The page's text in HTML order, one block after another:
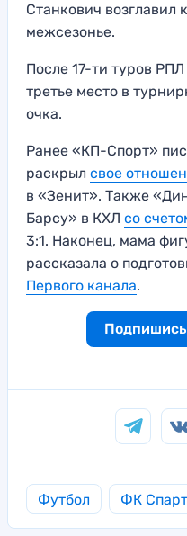
Станкович
межсезонье.
После 17-ти туров
третье место в
очка.
Ранее «КП-Спорт»
раскрыл свое
в «Зенит». Также
Барсу» в КХЛ со
3:1. Наконец, мама
рассказала о
Первого канала.
Подпишись
Футбол ФК